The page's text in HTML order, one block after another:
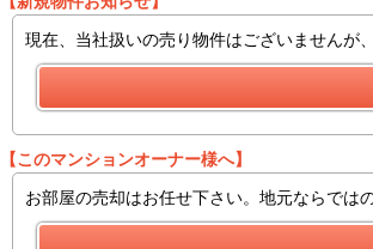
現在、当社扱いの売り物件はございませんが
【このマンションオーナー様へ】
お部屋の売却はお任せ下さい。地元ならでは